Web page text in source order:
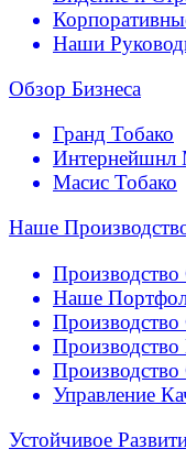
Наши
Обзор Бизнеса
Гранд Тобако
Интернейшнл
Масис Тобако
Наше
Производство
Наше
Производство
Производство
Управление
Устойчивое